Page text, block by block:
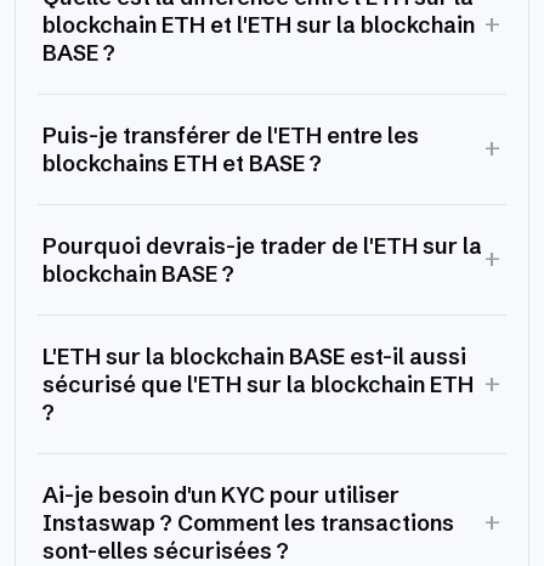
blockchain ETH et l'ETH sur la blockchain
BASE ?
+
Puis-je transférer de l'ETH entre les
blockchains ETH et BASE ?
+
Pourquoi devrais-je trader de l'ETH sur la
blockchain BASE ?
+
L'ETH sur la blockchain BASE est-il aussi
sécurisé que l'ETH sur la blockchain ETH
?
+
Ai-je besoin d'un KYC pour utiliser
Instaswap ? Comment les transactions
sont-elles sécurisées ?
+